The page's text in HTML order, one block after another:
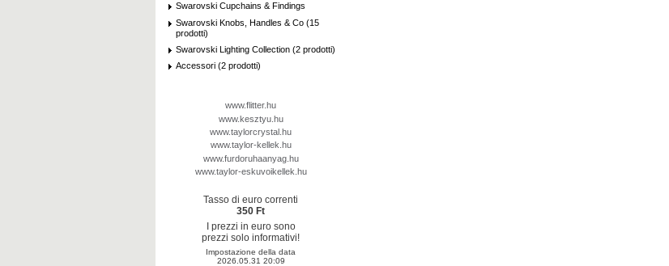
Swarovski Cupchains & Findings
Swarovski Knobs, Handles & Co (15
prodotti)
Swarovski Lighting Collection (2 prodotti)
Accessori (2 prodotti)
www.flitter.hu
www.kesztyu.hu
www.taylorcrystal.hu
www.taylor-kellek.hu
www.furdoruhaanyag.hu
www.taylor-eskuvoikellek.hu
Tasso di euro correnti
350 Ft
I prezzi in euro sono
prezzi solo informativi!
Impostazione della data
2026.05.31 20:09